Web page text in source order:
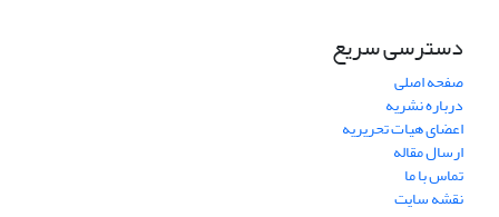
دسترسی سریع
صفحه اصلی
درباره نشریه
اعضای هیات تحریریه
ارسال مقاله
تماس با ما
نقشه سایت